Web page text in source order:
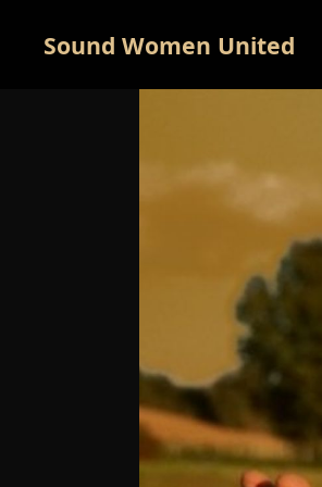
Sound Women United